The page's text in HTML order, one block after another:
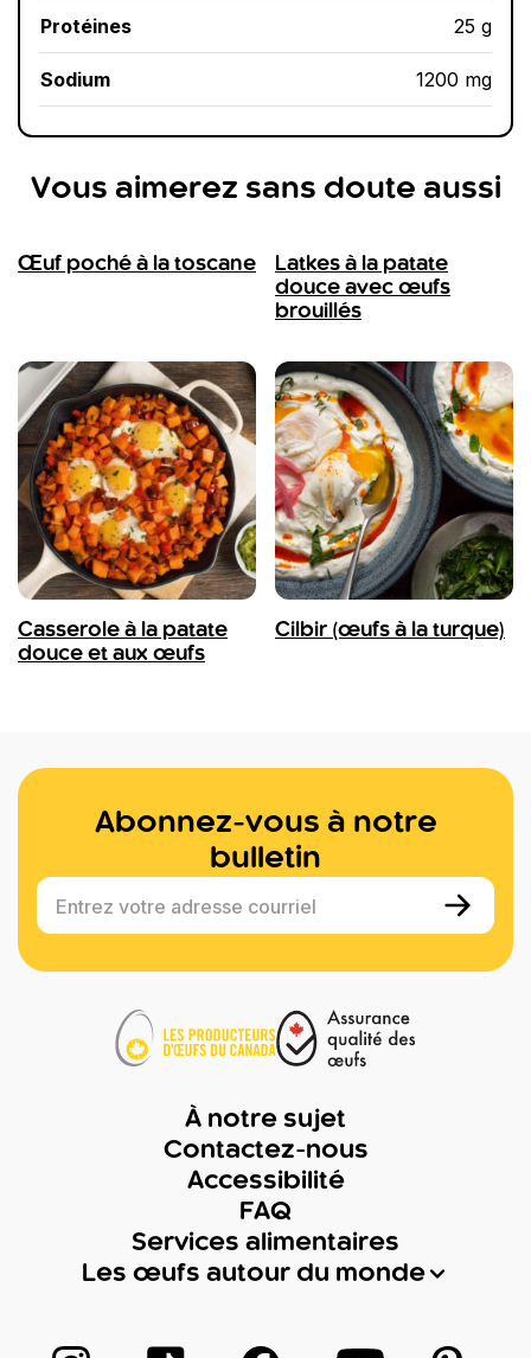
Protéines 25 g
Sodium 1200 mg
Vous aimerez sans doute aussi
Œuf poché à la toscane
Latkes à la patate
douce avec œufs
brouillés
Casserole à la patate
douce et aux œufs
Cilbir (œufs à la turque)
Abonnez-vous à notre
bulletin
Entrez votre adresse courriel
À notre sujet
Contactez-nous
Accessibilité
FAQ
Services alimentaires
Les œufs autour du monde